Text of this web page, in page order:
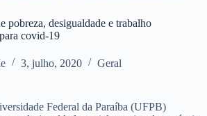
pobreza, desigualdade e trabalho
covid-19
3, julho, 2020 Geral
Federal da Paraíba (UFPB)